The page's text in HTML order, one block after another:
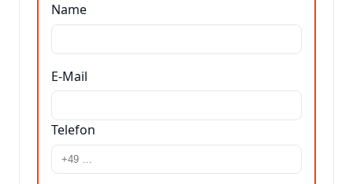
Name
E-Mail
Telefon